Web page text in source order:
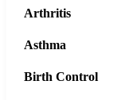
Arthritis
Asthma
Birth Control